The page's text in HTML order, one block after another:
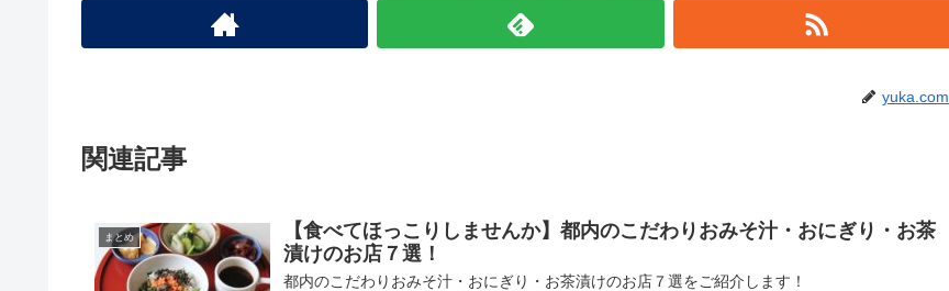
yuka.com
関連記事
まとめ
【食べてほっこりしませんか】都内のこだわりおみそ汁・おにぎり・お茶
漬けのお店７選！
都内のこだわりおみそ汁・おにぎり・お茶漬けのお店７選をご紹介します！